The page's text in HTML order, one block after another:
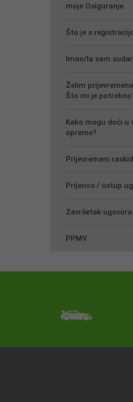
moje Osiguranje
Što je s
Imao/la sam
Želim
Što mi je
Kako mogu doći u
opreme?
Prijevremeni raskid
Prijenos / ustup
Završetak ugovora
PPMV